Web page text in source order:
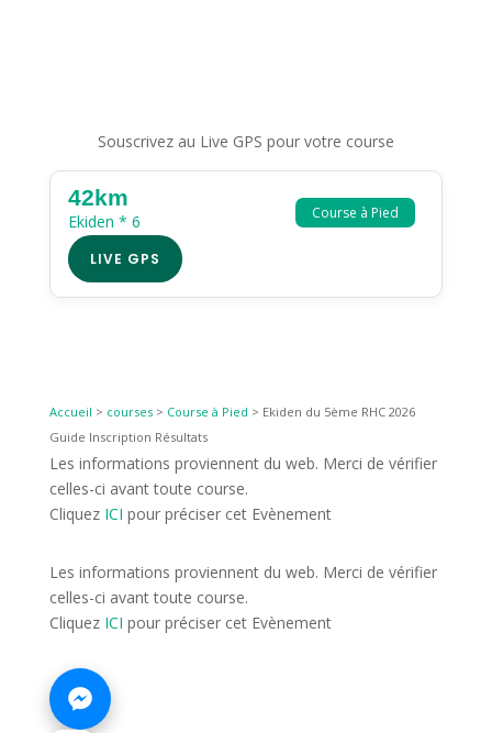
Souscrivez au Live GPS pour votre course
Course à Pied
42km
Ekiden * 6
LIVE GPS
Accueil > courses> Course à Pied > Ekiden du 5ème RHC 2026
Guide Inscription Résultats
Les informations proviennent du web. Merci de vérifier
celles-ci avant toute course.
Cliquez ICI pour préciser cet Evènement
Les informations proviennent du web. Merci de vérifier
celles-ci avant toute course.
Cliquez ICI pour préciser cet Evènement